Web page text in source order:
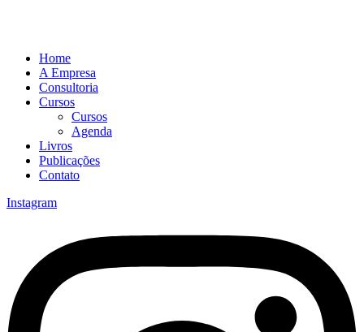
Home
A Empresa
Consultoria
Cursos
Cursos
Agenda
Livros
Publicações
Contato
Instagram